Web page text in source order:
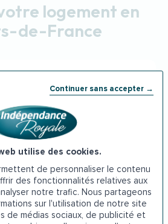
Continuer sans accepter →
utilise des cookies.
de personnaliser le contenu
des fonctionnalités relatives aux
notre trafic. Nous partageons
sur l'utilisation de notre site
de médias sociaux, de publicité et
logement en
de-France
Hauts-de-France
Hauts-de-